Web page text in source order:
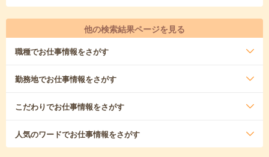
他の検索結果ページを見る
職種でお仕事情報をさがす
勤務地でお仕事情報をさがす
こだわりでお仕事情報をさがす
人気のワードでお仕事情報をさがす